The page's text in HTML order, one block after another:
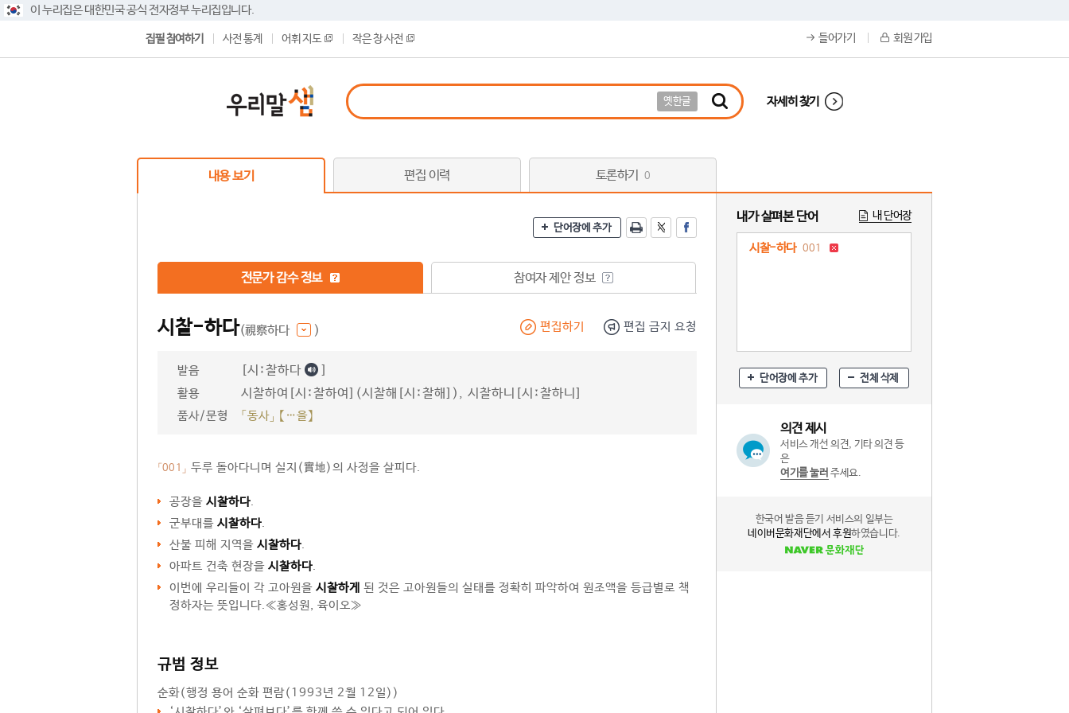
이 누리집은 대한민국 공식 전자정부 누리집입니다.
집필 참여하기 사전 통계 어휘 지도 작은 창 사전 들어가기 회원 가입
옛한글 자세히 찾기
내용 보기 편집 이력 토론하기 0
단어장에 추가
전문가 감수 정보 참여자 제안 정보
시찰-하다(視察하다 ) 편집하기 편집 금지 요청
발음 [시ː찰하다 ]
활용 시찰하여[시ː찰하여](시찰해[시ː찰해]), 시찰하니[시ː찰하니]
품사/문형 「동사」 【…을】
「001」 두루 돌아다니며 실지(實地)의 사정을 살피다.
공장을 시찰하다.
군부대를 시찰하다.
산불 피해 지역을 시찰하다.
아파트 건축 현장을 시찰하다.
이번에 우리들이 각 고아원을 시찰하게 된 것은 고아원들의 실태를 정확히 파악하여 원조액을 등급별로 책
정하자는 뜻입니다.≪홍성원, 육이오≫
규범 정보
순화(행정 용어 순화 편람(1993년 2월 12일))
내가 살펴본 단어 내 단어장
시찰-하다 001
단어장에 추가 전체 삭제
의견 제시
서비스 개선 의견, 기타 의견 등
은
여기를 눌러 주세요.
한국어 발음 듣기 서비스의 일부는
네이버문화재단에서 후원하였습니다.